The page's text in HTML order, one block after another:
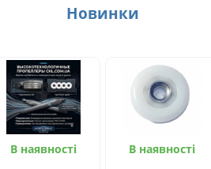
Новинки
В наявності В наявності